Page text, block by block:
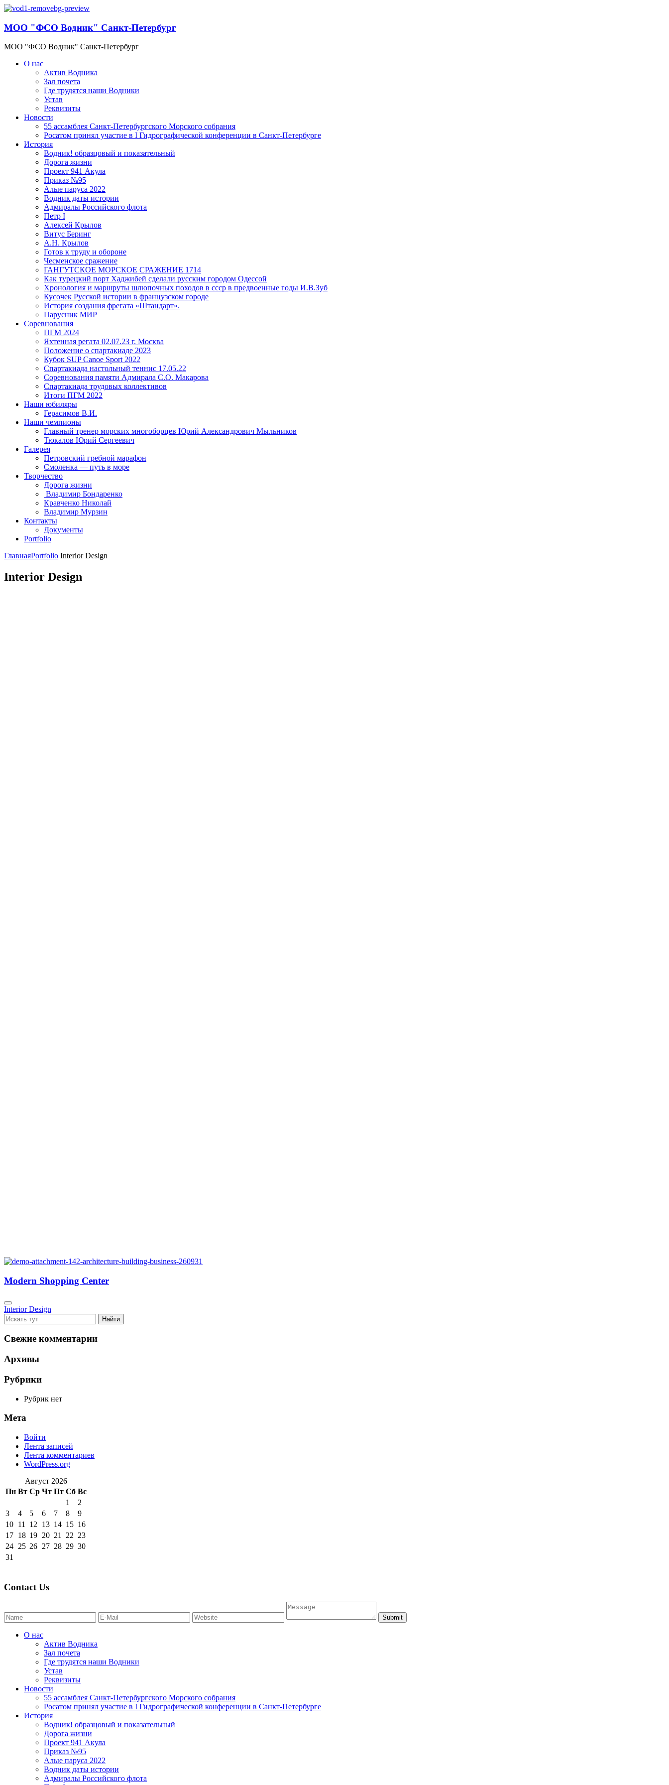
МОО "ФСО Водник" Санкт-Петербург
МОО "ФСО Водник" Санкт-Петербург
О нас
Актив Водника
Зал почета
Где трудятся наши Водники
Устав
Реквизиты
Новости
55 ассамблея Санкт-Петербургского Морского собрания
Росатом принял участие в I Гидрографической конференции в Санкт-Петербурге
История
Водник! образцовый и показательный
Дорога жизни
Проект 941 Акула
Приказ №95
Алые паруса 2022
Водник даты истории
Адмиралы Российского флота
Петр I
Алексей Крылов
Витус Беринг
А.Н. Крылов
Готов к труду и обороне
Чесменское сражение
ГАНГУТСКОЕ МОРСКОЕ СРАЖЕНИЕ 1714
Как турецкий порт Хаджибей сделали русским городом Одессой
Хронология и маршруты шлюпочных походов в ссср в предвоенные годы И.В.Зуб
Кусочек Русской истории в французском городе
История создания фрегата «Штандарт».
Парусник МИР
Соревнования
ПГМ 2024
Яхтенная регата 02.07.23 г. Москва
Положение о спартакиаде 2023
Кубок SUP Canoe Sport 2022
Спартакиада настольный теннис 17.05.22
Соревнования памяти Адмирала С.О. Макарова
Спартакиада трудовых коллективов
Итоги ПГМ 2022
Наши юбиляры
Герасимов В.И.
Наши чемпионы
Главный тренер морских многоборцев Юрий Александрович Мыльников
Тюкалов Юрий Сергеевич
Галерея
Петровский гребной марафон
Смоленка — путь в море
Творчество
Дорога жизни
Владимир Бондаренко
Кравченко Николай
Владимир Мурзин
Контакты
Документы
Portfolio
ГлавнаяPortfolio Interior Design
Interior Design
Modern Shopping Center
Interior Design
Свежие комментарии
Архивы
Рубрики
Рубрик нет
Мета
Войти
Лента записей
Лента комментариев
WordPress.org
Август 2026
Пн Вт Ср Чт Пт Сб Вс
1
2
3
4 5 6 7 8
9
10 11 12 13 14 15 16
17 18 19 20 21 22 23
24 25 26 27 28 29 30
31
Contact Us
О нас
Актив Водника
Зал почета
Где трудятся наши Водники
Устав
Реквизиты
Новости
55 ассамблея Санкт-Петербургского Морского собрания
Росатом принял участие в I Гидрографической конференции в Санкт-Петербурге
История
Водник! образцовый и показательный
Дорога жизни
Проект 941 Акула
Приказ №95
Алые паруса 2022
Водник даты истории
Адмиралы Российского флота